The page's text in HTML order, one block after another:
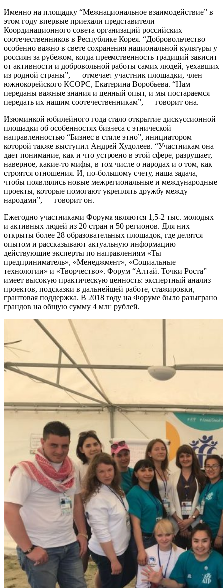
Именно на площадку “Межнациональное взаимодействие” в
этом году впервые приехали представители
Координационного совета организаций российских
соотечественников в Республике Корея. “Добровольчество
особенно важно в свете сохранения национальной культуры у
россиян за рубежом, когда преемственность традиций зависит
от активности и добровольной работы самих людей, уехавших
из родной страны”, — отмечает участник площадки, член
южнокорейского КСОРС, Екатерина Воробьева. “Нам
переданы важные знания и ценный опыт, и мы постараемся
передать их нашим соотечественникам”, — говорит она.
Изюминкой юбилейного года стало открытие дискуссионной
площадки об особенностях бизнеса с этнической
направленностью “Бизнес в стиле этно”, инициатором
которой также выступил Андрей Худолеев. “Участникам она
дает понимание, как и что устроено в этой сфере, разрушает,
наверное, какие-то мифы, в том числе о народах и о том, как
строятся отношения. И, по-большому счету, наша задача,
чтобы появлялись новые межрегиональные и международные
проекты, которые помогают укреплять дружбу между
народами”, — говорит он.
Ежегодно участниками Форума являются 1,5-2 тыс. молодых
и активных людей из 20 стран и 50 регионов. Для них
открыты более 28 образовательных площадок, где делятся
опытом и рассказывают актуальную информацию
действующие эксперты по направлениям «Ты –
предприниматель», «Менеджмент», «Социальные
технологии» и «Творчество». Форум “Алтай. Точки Роста”
имеет высокую практическую ценность: экспертный анализ
проектов, подсказки в дальнейшей работе, стажировки,
грантовая поддержка. В 2018 году на Форуме было разыграно
грандов на общую сумму 4 млн рублей.